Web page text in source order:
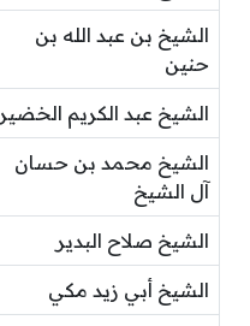
الشيخ بن عبد الله بن
حنين
الشيخ عبد الكريم الخضير
الشيخ محمد بن حسان
آل الشيخ
الشيخ صلاح البدير
الشيخ أبي زيد مكي